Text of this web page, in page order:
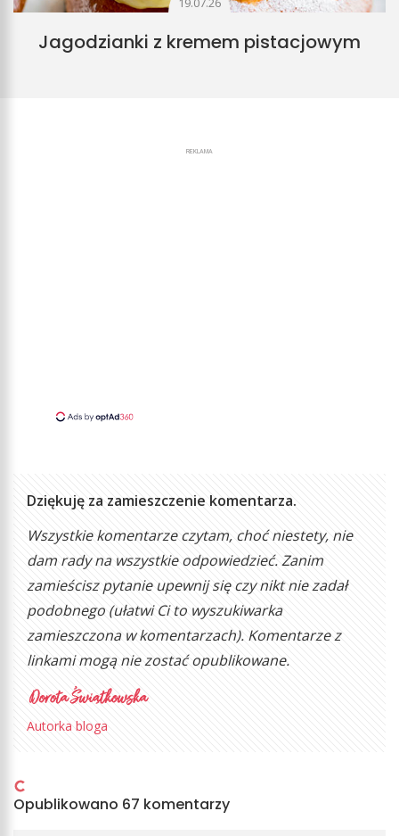
Jagodzianki z kremem pistacjowym
REKLAMA
Dziękuję za zamieszczenie komentarza.
Wszystkie komentarze czytam, choć niestety, nie
dam rady na wszystkie odpowiedzieć. Zanim
zamieścisz pytanie upewnij się czy nikt nie zadał
podobnego (ułatwi Ci to wyszukiwarka
zamieszczona w komentarzach). Komentarze z
linkami mogą nie zostać opublikowane.
Autorka bloga
Opublikowano 67 komentarzy